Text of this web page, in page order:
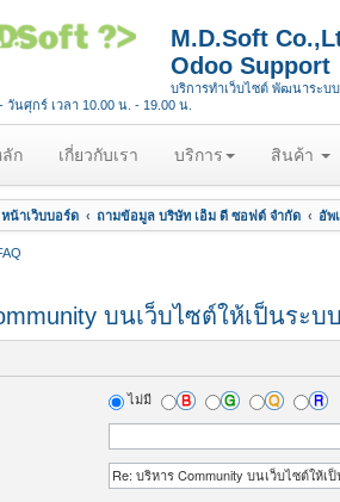
M.D.Soft
Odoo Support
บริการทำเว็บไซต์ พัฒนาระบบ
นศุกร์ เวลา 10.00 น. - 19.00 น.
ก(
u
r
t
)
เกี่ยวกับเรา บริการ สินค้า
หน้าเว็บบอร์ด ถามข้อมูล บริษัท เอ็ม ดี ซอฟต์ จำกัด อัพ
บนเว็บไซต์ให้เป็นระ
ไม่มี